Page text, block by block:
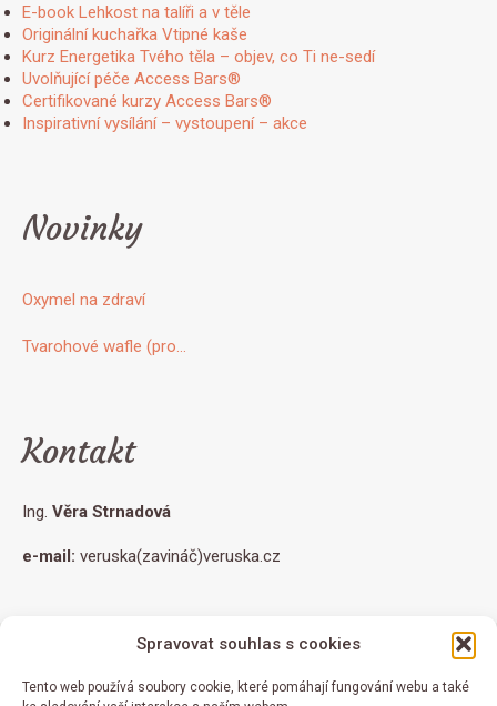
Spravovat souhlas s cookies
Tento web používá soubory cookie, které pomáhají fungování webu a také
E-book Lehkost na talíři a v těle
Originální kuchařka Vtipné kaše
Kurz Energetika Tvého těla – objev, co Ti ne-sedí
Uvolňující péče Access Bars®
Certifikované kurzy Access Bars®
Inspirativní vysílání – vystoupení – akce
Novinky
Oxymel na zdraví
Tvarohové wafle (pro…
Kontakt
Ing. Věra Strnadová
e-mail: veruska(zavináč)veruska.cz
Všechna doporučení v článcích uvedená vychází z mých osobních